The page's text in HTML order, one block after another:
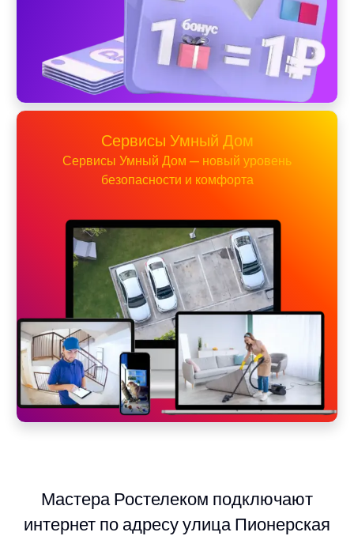
Сервисы Умный Дом
Сервисы Умный Дом — новый уровень
безопасности и комфорта
Мастера Ростелеком подключают
интернет по адресу улица Пионерская